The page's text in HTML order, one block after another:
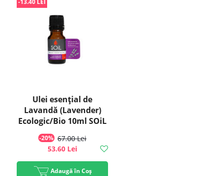
Ulei esenţial de
Lavandă (Lavender)
Ecologic/Bio 10ml SOiL
-20% 67.00 Lei
53.60 Lei
Adaugă în Coș